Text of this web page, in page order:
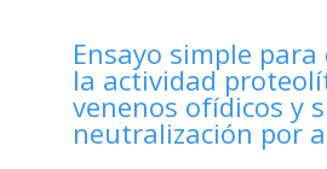
Ensayo simple
la actividad
venenos ofídicos y
neutralización por